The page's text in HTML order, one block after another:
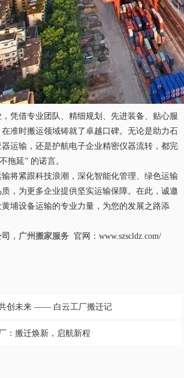
凭借专业团队、精细规划、先进装备、贴心服
准时搬运领域铸就了卓越口碑。无论是助力石
运输，还是护航电子企业精密仪器流转，都完
拖延” 的诺言。
将紧跟科技浪潮，深化智能化管理、绿色运输
，为更多企业提供坚实运输保障。在此，诚邀
埔设备运输的专业力量，为您的发展之路添
， 广州搬家服务 官网：www.szscldz.com/
创未来 —— 白云工厂搬迁记
：搬迁焕新，启航新程